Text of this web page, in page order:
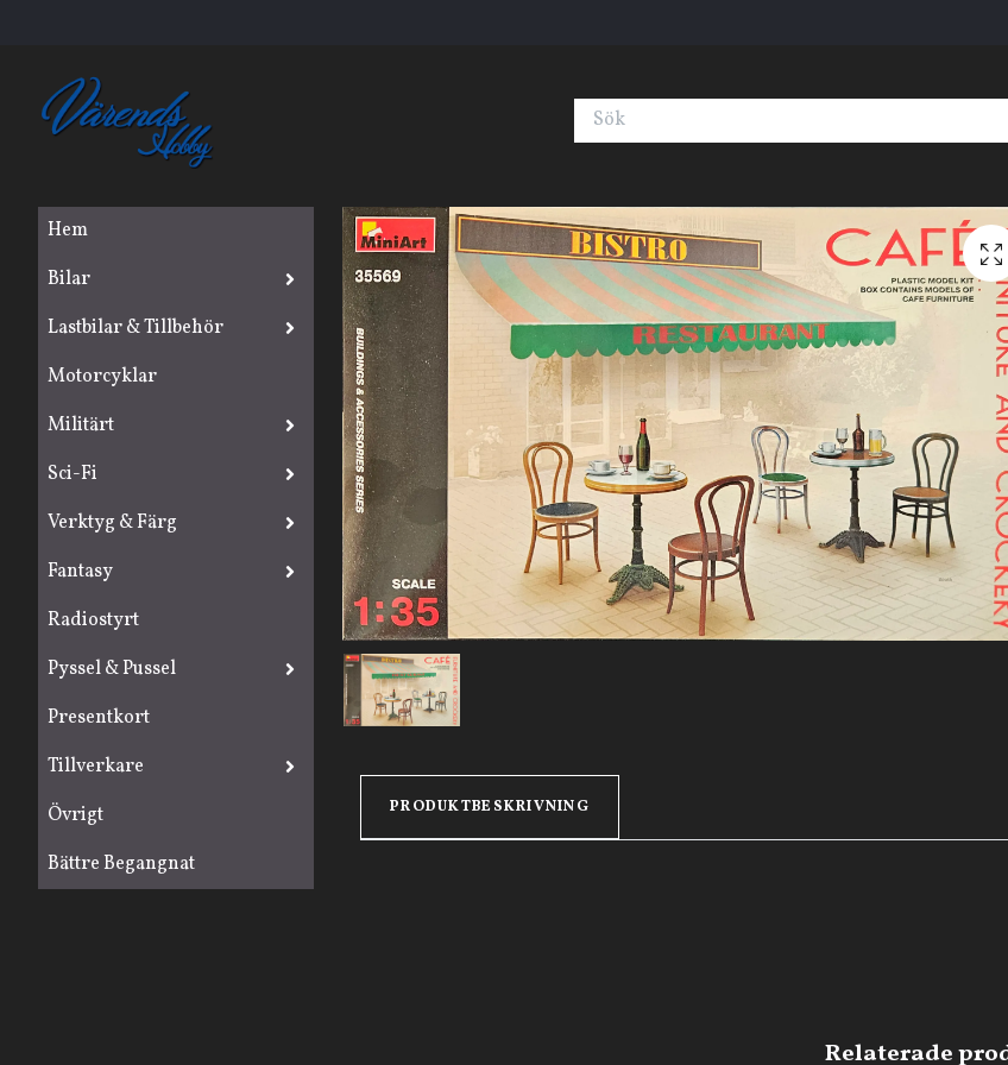
Hem
Bilar
Lastbilar & Tillbehör
Motorcyklar
Militärt
Sci-Fi
Verktyg & Färg
Fantasy
Radiostyrt
Pyssel & Pussel
Presentkort
Tillverkare
Övrigt
Bättre Begangnat
PRODUKTBESKRIVNING